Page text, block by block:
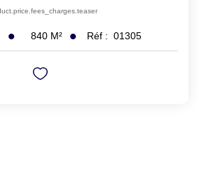
840 M² Réf : 01305